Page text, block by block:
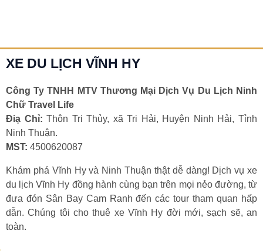
XE DU LỊCH VĨNH HY
Công Ty TNHH MTV Thương Mại Dịch Vụ Du Lịch Ninh
Chữ Travel Life
Điạ Chỉ: Thôn Tri Thủy, xã Tri Hải, Huyện Ninh Hải, Tỉnh
Ninh Thuận.
MST: 4500620087
Khám phá Vĩnh Hy và Ninh Thuận thật dễ dàng! Dịch vụ xe
du lịch Vĩnh Hy đồng hành cùng bạn trên mọi nẻo đường, từ
đưa đón Sân Bay Cam Ranh đến các tour tham quan hấp
dẫn. Chúng tôi cho thuê xe Vĩnh Hy đời mới, sạch sẽ, an
toàn.